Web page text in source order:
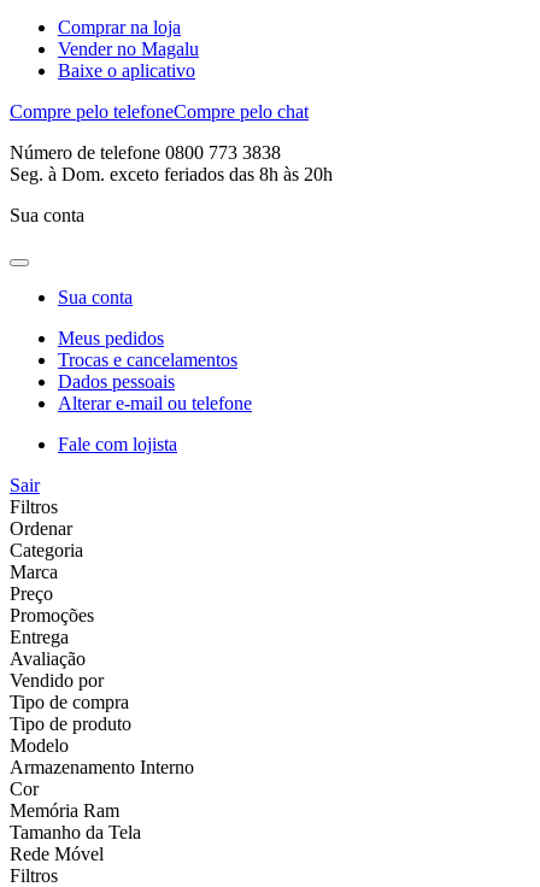
Comprar na loja
Vender no Magalu
Baixe o aplicativo
Compre pelo telefoneCompre pelo chat
Número de telefone 0800 773 3838
Seg. à Dom. exceto feriados das 8h às 20h
Sua conta
Sua conta
Meus pedidos
Trocas e cancelamentos
Dados pessoais
Alterar e-mail ou telefone
Fale com lojista
Sair
Filtros
Ordenar
Categoria
Marca
Preço
Promoções
Entrega
Avaliação
Vendido por
Tipo de compra
Tipo de produto
Modelo
Armazenamento Interno
Cor
Memória Ram
Tamanho da Tela
Rede Móvel
Filtros